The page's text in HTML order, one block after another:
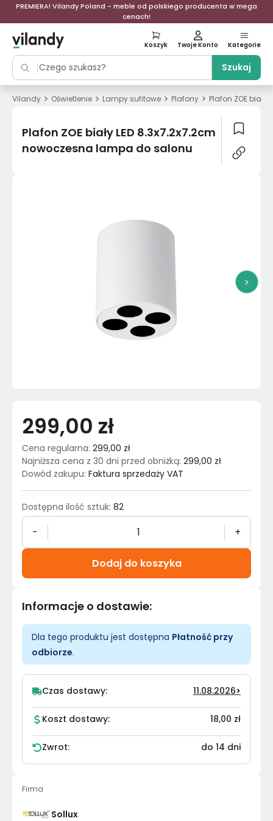
PREMIERA! Vilandy Poland - meble od polskiego producenta w mega
cenach!
Szukaj
Koszyk Twoje Konto Kategorie
Vilandy > Oświetlenie > Lampy sufitowe > Plafony > Plafon ZOE
Plafon ZOE biały LED 8.3x7.2x7.2cm
nowoczesna lampa do salonu
>
299,00 zł
Cena regularna: 299,00 zł
Najniższa cena z 30 dni przed obniżką: 299,00 zł
Dowód zakupu: Faktura sprzedaży VAT
Dostępna ilość sztuk: 82
- +
Dodaj do koszyka
Informacje o dostawie:
Dla tego produktu jest dostępna Płatność przy
odbiorze.
Czas dostawy: 11.08.2026>
Koszt dostawy: 18,00 zł
Zwrot: do 14 dni
Firma
Sollux